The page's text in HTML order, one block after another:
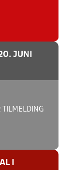
JUNI
TILMELDING
I